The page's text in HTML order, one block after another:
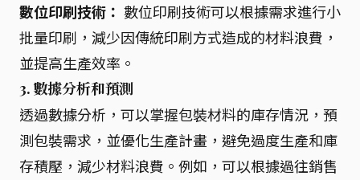
數位印刷技術： 數位印刷技術可以根據需求進行小
批量印刷，減少因傳統印刷方式造成的材料浪費，
並提高生產效率。
3. 數據分析和預測
透過數據分析，可以掌握包裝材料的庫存情況，預
測包裝需求，並優化生產計畫，避免過度生產和庫
存積壓，減少材料浪費。例如，可以根據過往銷售